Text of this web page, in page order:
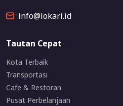
info@lokari.id
Tautan Cepat
Kota Terbaik
Transportasi
Cafe & Restoran
Pusat Perbelanjaan